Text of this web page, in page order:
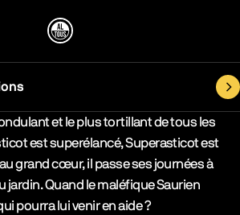
et le plus tortillant de tous les
est superélancé, Superasticot est
grand cœur, il passe ses journées à
jardin. Quand le maléfique Saurien
pourra lui venir en aide ?